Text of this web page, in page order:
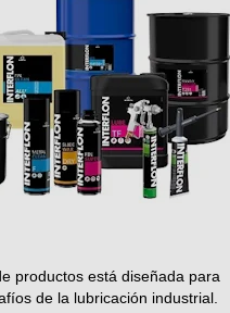
productos está diseñada para
de la lubricación industrial.